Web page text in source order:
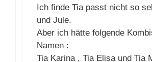
Ich finde Tia passt nicht so
und Jule.
Aber ich hätte folgende
Namen :
Tia Karina , Tia Elisa und Tia